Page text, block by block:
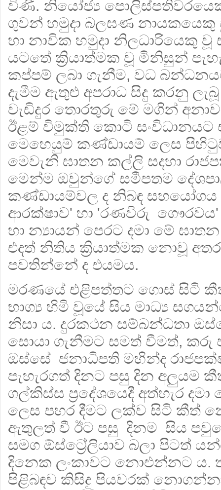
විණි. නියෝජ්‍ය
ගුවන් හමුදා බලඝණ නායකයෙකු
හා නාවික හමුදා නිලධාරියෙකු
යටතේ ක්‍රියාත්මක වූ මිනිසුන්
කප්පම් ලබා ගැනීම, වධ
දැමීම ඇතුළු අපරාධ සිදු කරනු
වැඩිදුර තොරතුරු මේ මගින්
ඊළම් විමුක්ති කොටි සංවිධානයට
මෙහෙයුම් කණ්ඩායම් ලෙස
මෙවැනි ඝාතන කල්ලි සදහා
මෙන්ම ඔවුන්ගේ සමීපතම
කණ්ඩායම්වල ද නිබඳ සහයෝගය
ආරක්ෂාව' හා 'රණවිරු
හා න්‍යායන් පෙරට දමා මේ
එදත් නිතිය ක්‍රියාත්මක නොවූ
පවතින්නේ ද එයමය.
මරණයේ එළිපත්තට ගොස් සිටි
භාග්‍ය හිමි වූයේ සිය මාධ්‍ය
නිසා ය. දුරකථන සම්බන්ධතා
සොයා ගැනීමට සමත් වීමත්, කරු
ඔස්සේ ජනාධිපති මහින්ද
පැහැරගත් දිනට පසු දින අලුයම
ගල්කිස්ස ප්‍රදේශයෙදී අත්හැර
ලෙස පහර දීමට ලක්ව සිටි කීත්
ඇතුලත් වී ඊට පසු දිනම සිය
සමග ඕස්ට්‍රේලියාව බලා පිටත්
දිනෙක ලංකාවට නොඑන්නට ය.
පිළිබඳව කිසිදු පියවරක්